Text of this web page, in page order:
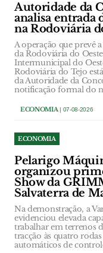
Autoridade da
analisa entrada
na Rodoviária
A operação que prevê
da Rodoviária do
Intermunicipal do
Rodoviária do Tejo
da Autoridade da
notificação formal do
ECONOMIA| 07-08-2026
ECONOMIA
Pelarigo
organizou
Show da
Salvaterra de
Na demonstração, a
evidenciou elevada
trabalhar em terrenos
tracção às quatro rodas
automáticos de